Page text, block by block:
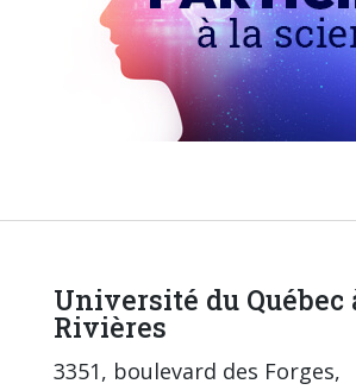
Université du Québec
Rivières
3351, boulevard des Forges,